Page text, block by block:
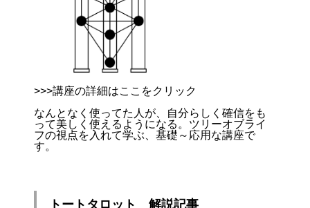
>>>講座の詳細はここをクリック
なんとなく使ってた人が、自分らしく確信をも
って美しく使えるようになる。ツリーオブライ
フの視点を入れて学ぶ、基礎～応用な講座で
す。
トートタロット 解説記事